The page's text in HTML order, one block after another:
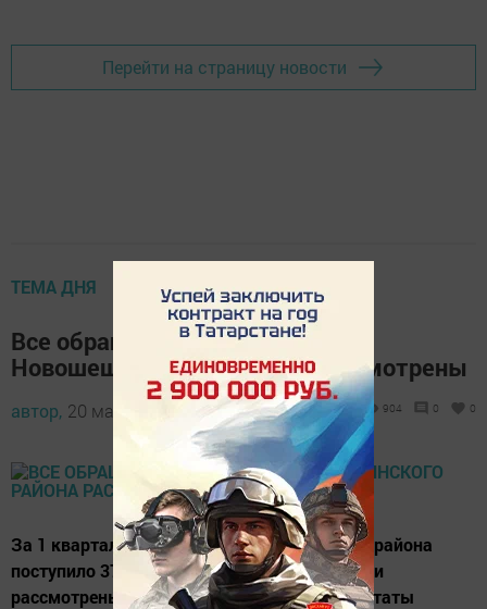
Перейти на страницу новости
ТЕМА ДНЯ
Все обращения жителей
Новошешминского района рассмотрены
автор, 20 мая 2016 - 05:36 904 0 0
За 1 квартал 2016 года в Совет и исполком района
поступило 376 обращений граждан и все они
рассмотрены в установленный срок, результаты